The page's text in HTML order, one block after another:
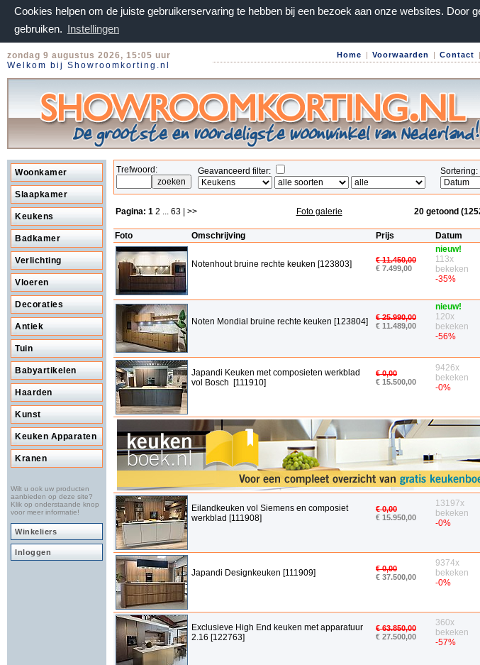
Cookies helpen om de juiste gebruikerservaring te hebben bij een bezoek aan onze websites.
gebruiken. Instellingen
zondag 9 augustus 2026, 15:05 uur
Welkom bij Showroomkorting.nl
Home | Voorwaarden | Contact |
Woonkamer
Slaapkamer
Keukens
Badkamer
Verlichting
Vloeren
Decoraties
Antiek
Tuin
Babyartikelen
Haarden
Kunst
Keuken Apparaten
Kranen
Wilt u ook uw producten
aanbieden op deze site?
Klik op onderstaande knop
voor meer informatie!
Winkeliers
Inloggen
Trefwoord: Geavanceerd filter: Sortering:
Pagina: 1 2 ... 63 | >> Foto galerie 20 getoond
Foto Omschrijving Prijs Datum
Notenhout bruine rechte keuken [123803]
€ 11.450,00
€ 7.499,00
nieuw!
113x
bekeken
-35%
Noten Mondial bruine rechte keuken [123804]
€ 25.990,00
€ 11.489,00
nieuw!
120x
bekeken
-56%
Japandi Keuken met composieten werkblad
vol Bosch [111910]
€ 0,00
€ 15.500,00
9426x
bekeken
-0%
Eilandkeuken vol Siemens en composiet
werkblad [111908]
€ 0,00
€ 15.950,00
13197x
bekeken
-0%
Japandi Designkeuken [111909]
€ 0,00
€ 37.500,00
9374x
bekeken
-0%
Exclusieve High End keuken met apparatuur
2.16 [122763]
€ 63.850,00
€ 27.500,00
360x
bekeken
-57%